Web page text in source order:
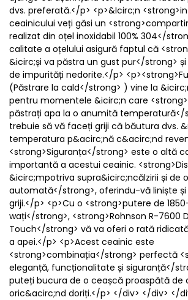
dvs. preferată.</p> <p>&Icirc;n
ceainicului veți găsi un
realizat din oțel inoxidabil 100% 304</
calitate a oțelului asigură faptul că
&icirc;și va păstra un gust pur</strong>
de impurități nedorite.</p>
(Păstrare la cald</strong> ) vine la
pentru momentele &icirc;n care
păstrați apa la o anumită temperatură</
trebuie să vă faceți griji că băutura dvs.
temperatura p&acirc;nă c&acirc;nd
<strong>Siguranța</strong> este o altă
importantă a acestui ceainic.
&icirc;mpotriva supra&icirc;ncălzirii și de
automată</strong>, oferindu-vă liniște
griji.</p> <p>Cu o <strong>putere de
wați</strong>, <strong>Rohnson R-7600
Touch</strong> vă va oferi o rată
a apei.</p> <p>Acest ceainic este
<strong>combinația</strong> perfectă
eleganță, funcționalitate și siguranță</
puteți bucura de o ceașcă proaspătă de
oric&acirc;nd doriți.</p> </div> </div> </